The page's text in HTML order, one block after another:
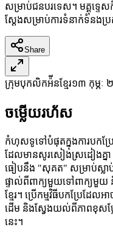
សម្រាប់ជនបរទេស។ មគ្គុទ្ទេ
ស្តែងសម្រាប់ការទំនាក់ទំនងប្
Share
ក្រុមបុកលិកអ៉ីនខ្មែរ១៣ កុម្ភៈ
ចម្លើយរហ័ស
កំហុសទូទៅបំផុតក្នុងការបកប្រែ
ដែលមានសូរសៀងស្រដៀងគ្ន
ធៀបនឹង "សុគត" សម្រាប់ស្លាប់)
ផ្ទាល់ពីពាក្យមួយទៅពាក្យមួយ
ខ្មែរ។ ប្រើកម្មវិធីបកប្រែដ
ដើម និងស្វែងយល់ពីភាពខុសប្ល
នេះ។